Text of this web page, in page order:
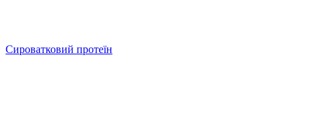
Сироватковий протеїн